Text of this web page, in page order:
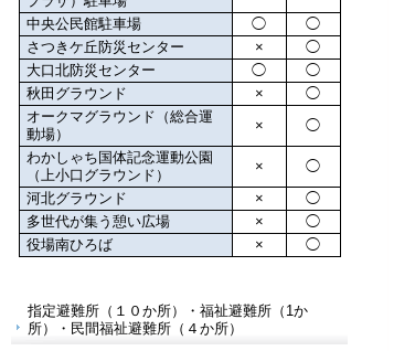
中央公民館駐車場
◯
◯
さつきケ丘防災センター
×
◯
大口北防災センター
◯
◯
秋田グラウンド
×
◯
オークマグラウンド（総合運
動場）
×
◯
わかしゃち国体記念運動公園
（上小口グラウンド）
×
◯
河北グラウンド
×
◯
多世代が集う憩い広場
×
◯
役場南ひろば
× ◯
指定避難所（１０か所）・福祉避難所（1か
所）・民間福祉避難所（４か所）